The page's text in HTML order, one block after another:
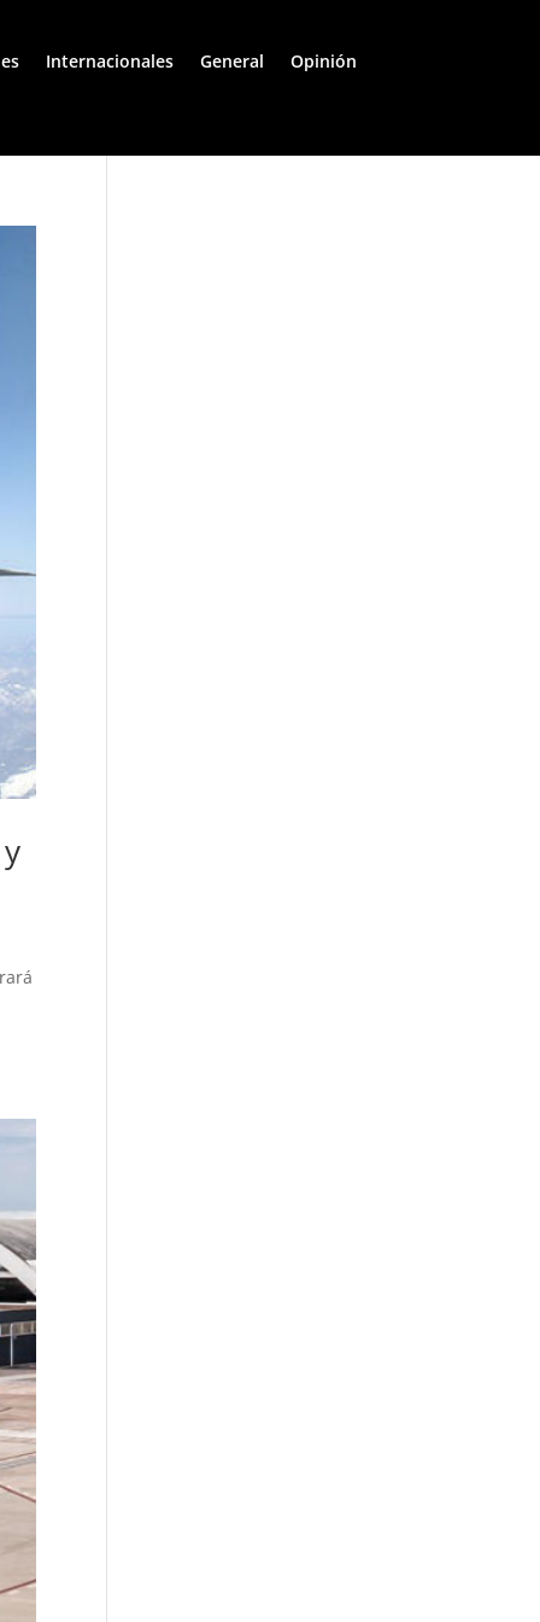
Internacionales General Opinión